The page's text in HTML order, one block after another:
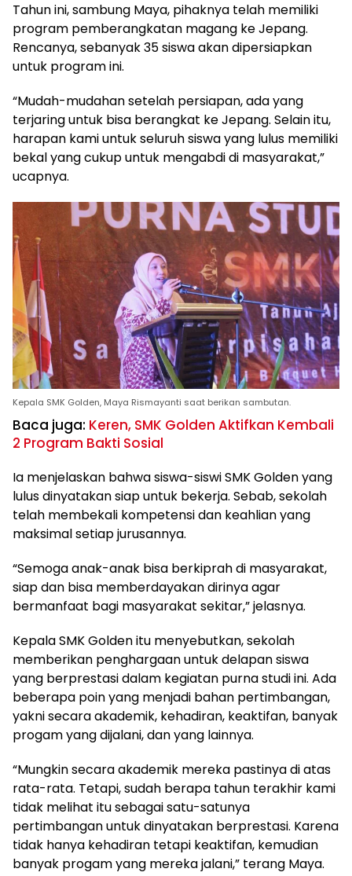
Tahun ini, sambung Maya, pihaknya telah memiliki
program pemberangkatan magang ke Jepang.
Rencanya, sebanyak 35 siswa akan dipersiapkan
untuk program ini.
“Mudah-mudahan setelah persiapan, ada yang
terjaring untuk bisa berangkat ke Jepang. Selain itu,
harapan kami untuk seluruh siswa yang lulus memiliki
bekal yang cukup untuk mengabdi di masyarakat,”
ucapnya.
Kepala SMK Golden, Maya Rismayanti saat berikan sambutan.
Baca juga: Keren, SMK Golden Aktifkan Kembali
2 Program Bakti Sosial
Ia menjelaskan bahwa siswa-siswi SMK Golden yang
lulus dinyatakan siap untuk bekerja. Sebab, sekolah
telah membekali kompetensi dan keahlian yang
maksimal setiap jurusannya.
“Semoga anak-anak bisa berkiprah di masyarakat,
siap dan bisa memberdayakan dirinya agar
bermanfaat bagi masyarakat sekitar,” jelasnya.
Kepala SMK Golden itu menyebutkan, sekolah
memberikan penghargaan untuk delapan siswa
yang berprestasi dalam kegiatan purna studi ini. Ada
beberapa poin yang menjadi bahan pertimbangan,
yakni secara akademik, kehadiran, keaktifan, banyak
progam yang dijalani, dan yang lainnya.
“Mungkin secara akademik mereka pastinya di atas
rata-rata. Tetapi, sudah berapa tahun terakhir kami
tidak melihat itu sebagai satu-satunya
pertimbangan untuk dinyatakan berprestasi. Karena
tidak hanya kehadiran tetapi keaktifan, kemudian
banyak progam yang mereka jalani,” terang Maya.